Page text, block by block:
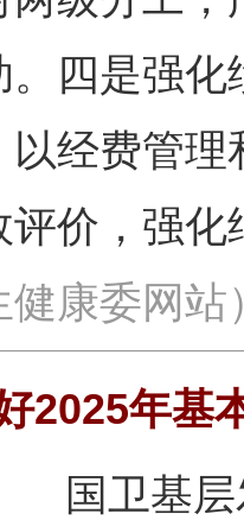
。四是强
经费管
价，强
健康委网站
2025年基
国卫基